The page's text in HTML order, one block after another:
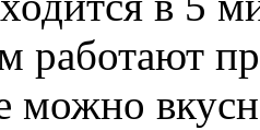
работают
можно